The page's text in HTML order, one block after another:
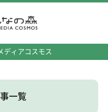
ディアコスモス
一覧